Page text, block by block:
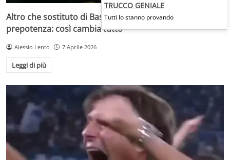
Altro che sostituto di Bastoni, si è inserita la Juve di
prepotenza: così cambia tutto
Alessio Lento 7 Aprile 2026
Leggi di più
TRUCCO GENIALE
Tutti lo stanno provando